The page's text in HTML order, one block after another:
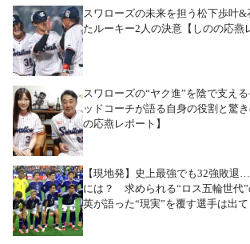
スワローズの未来を担う松下歩叶
たルーキー2人の決意【しのの応燕
スワローズの“ヤク進”を陰で支え
ッドコーチが語る自身の役割と驚
の応燕レポート】
【現地発】史上最強でも32強敗退
には？ 求められる“ロス五輪世代
英が語った“現実”を覆す選手は出て